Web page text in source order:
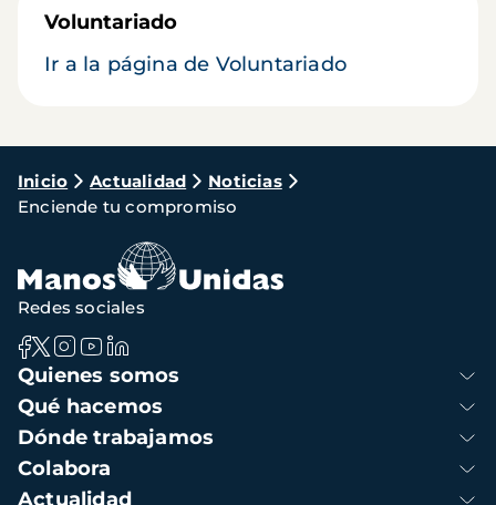
Voluntariado
Ir a la página de Voluntariado
Ruta
de
navegación
Inicio Actualidad
Noticias
Enciende tu compromiso
Navegación
principal
Quienes somos
Qué hacemos
Dónde trabajamos
Colabora
Actualidad
Redes sociales